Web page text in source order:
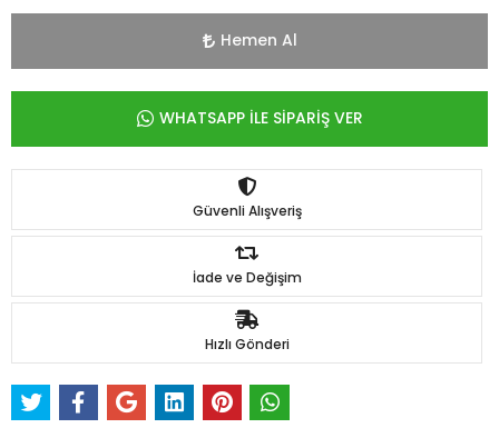
Hemen Al
WHATSAPP İLE SİPARİŞ VER
Güvenli Alışveriş
İade ve Değişim
Hızlı Gönderi